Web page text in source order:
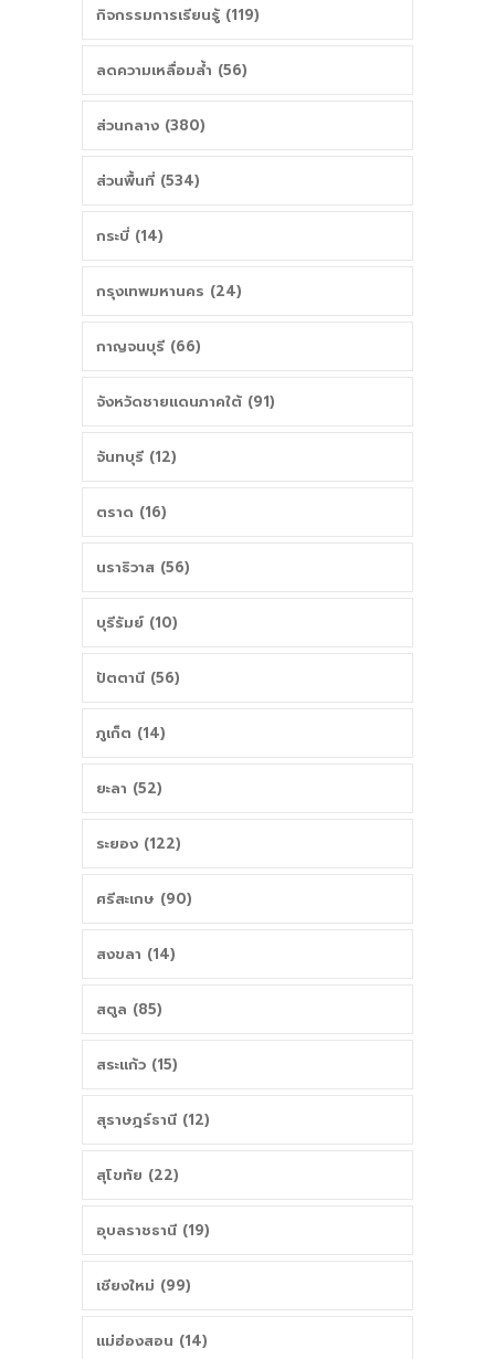
กิจกรรมการเรียนรู้ (119)
ลดความเหลื่อมล้ำ (56)
ส่วนกลาง (380)
ส่วนพื้นที่ (534)
กระบี่ (14)
กรุงเทพมหานคร (24)
กาญจนบุรี (66)
จังหวัดชายแดนภาคใต้ (91)
จันทบุรี (12)
ตราด (16)
นราธิวาส (56)
บุรีรัมย์ (10)
ปัตตานี (56)
ภูเก็ต (14)
ยะลา (52)
ระยอง (122)
ศรีสะเกษ (90)
สงขลา (14)
สตูล (85)
สระแก้ว (15)
สุราษฎร์ธานี (12)
สุโขทัย (22)
อุบลราชธานี (19)
เชียงใหม่ (99)
แม่ฮ่องสอน (14)